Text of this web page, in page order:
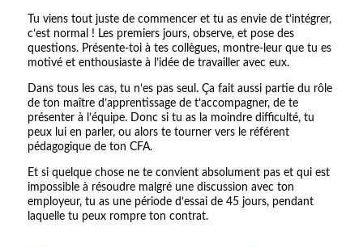
Tu viens tout juste de commencer et tu as envie de t’intégrer,
c’est normal ! Les premiers jours, observe, et pose des
questions. Présente-toi à tes collègues, montre-leur que tu es
motivé et enthousiaste à l’idée de travailler avec eux.
Dans tous les cas, tu n’es pas seul. Ça fait aussi partie du rôle
de ton maître d’apprentissage de t’accompagner, de te
présenter à l’équipe. Donc si tu as la moindre difficulté, tu
peux lui en parler, ou alors te tourner vers le référent
pédagogique de ton CFA.
Et si quelque chose ne te convient absolument pas et qui est
impossible à résoudre malgré une discussion avec ton
employeur, tu as une période d’essai de 45 jours, pendant
laquelle tu peux rompre ton contrat.